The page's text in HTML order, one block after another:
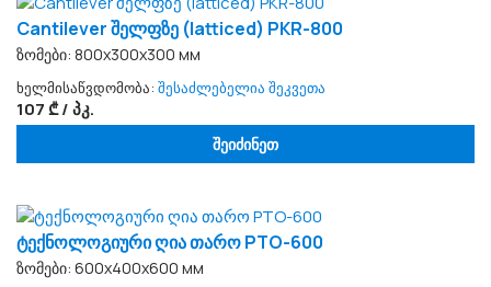
Cantilever შელფზე (latticed) PKR-800
ზომები: 800x300x300 мм
ხელმისაწვდომობა: შესაძლებელია შეკვეთა
107 ₾ / პკ.
შეიძინეთ
ტექნოლოგიური ღია თარო PTO-600
ზომები: 600x400x600 мм